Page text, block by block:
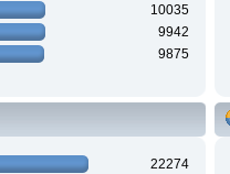
10035
9942
9875
22274